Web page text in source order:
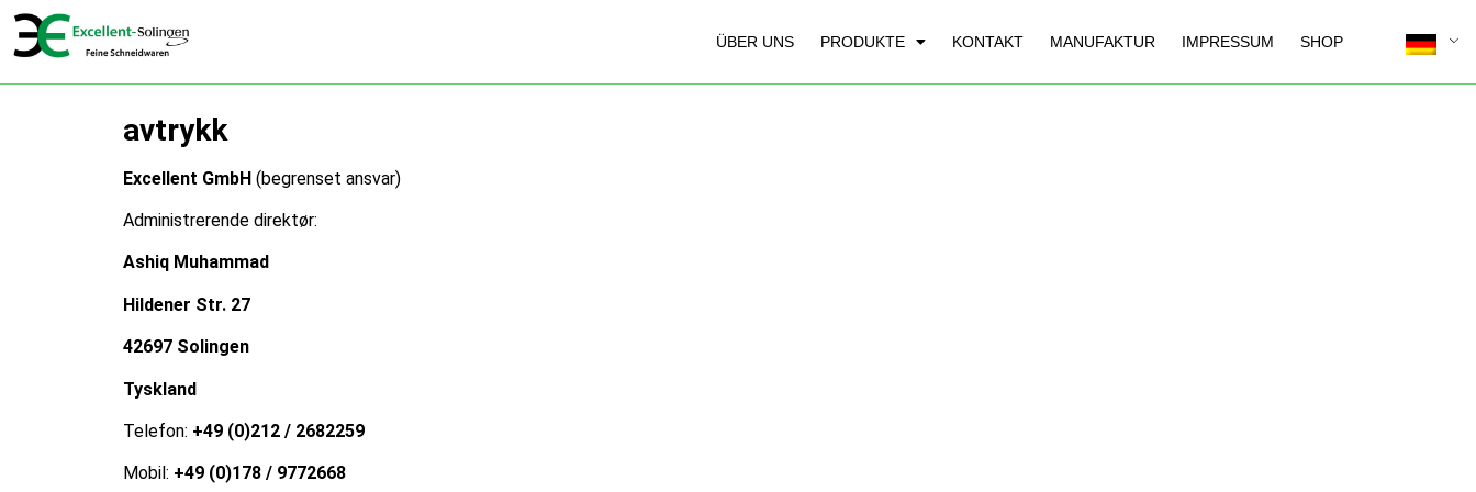
ÜBER UNS PRODUKTE KONTAKT MANUFAKTUR IMPRESSUM SHOP
avtrykk
Excellent GmbH (begrenset ansvar)
Administrerende direktør:
Ashiq Muhammad
Hildener Str. 27
42697 Solingen
Tyskland
Telefon: +49 (0)212 / 2682259
Mobil: +49 (0)178 / 9772668